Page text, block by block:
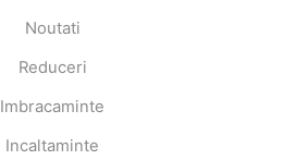
Noutati
Reduceri
Imbracaminte
Incaltaminte